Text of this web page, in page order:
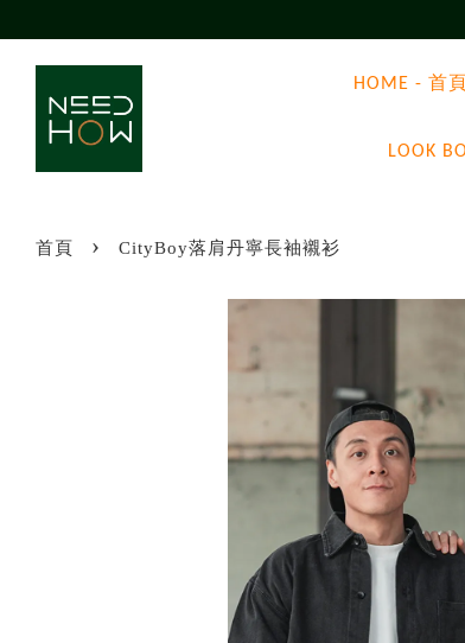
HOME - 首頁
LOOK
首頁 › CityBoy落肩丹寧長袖襯衫